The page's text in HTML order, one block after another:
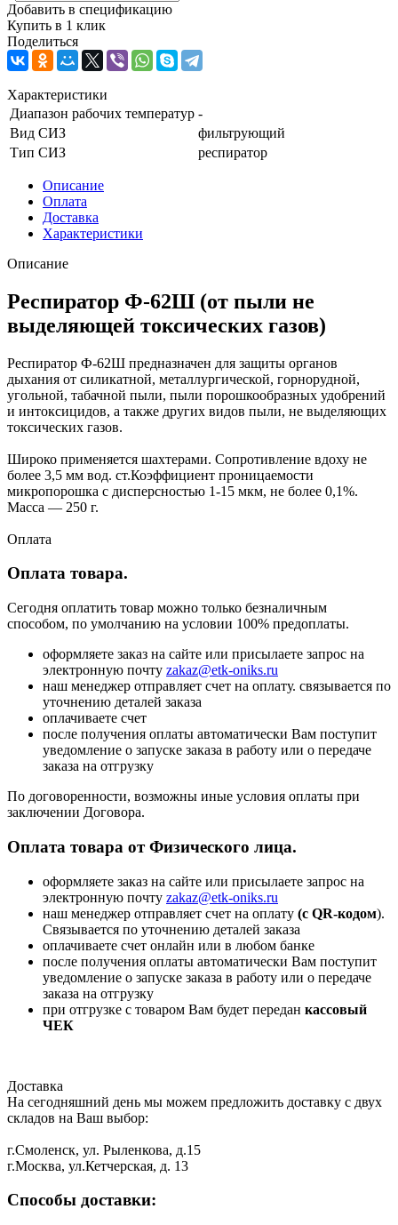
Добавить в спецификацию
Купить в 1 клик
Поделиться
Характеристики
Диапазон рабочих температур -
Вид СИЗ
фильтрующий
Тип СИЗ
респиратор
Описание
Оплата
Доставка
Характеристики
Описание
Респиратор Ф-62Ш (от пыли не
выделяющей токсических газов)
Респиратор Ф-62Ш предназначен для защиты органов
дыхания от силикатной, металлургической, горнорудной,
угольной, табачной пыли, пыли порошкообразных удобрений
и интоксицидов, а также других видов пыли, не выделяющих
токсических газов.
Широко применяется шахтерами. Сопротивление вдоху не
более 3,5 мм вод. ст.Коэффициент проницаемости
микропорошка с дисперсностью 1-15 мкм, не более 0,1%.
Масса — 250 г.
Оплата
Оплата товара.
Сегодня оплатить товар можно только безналичным
способом, по умолчанию на условии 100% предоплаты.
оформляете заказ на сайте или присылаете запрос на
электронную почту zakaz@etk-oniks.ru
наш менеджер отправляет счет на оплату. связывается по
уточнению деталей заказа
оплачиваете счет
после получения оплаты автоматически Вам поступит
уведомление о запуске заказа в работу или о передаче
заказа на отгрузку
По договоренности, возможны иные условия оплаты при
заключении Договора.
Оплата товара от Физического лица.
оформляете заказ на сайте или присылаете запрос на
электронную почту zakaz@etk-oniks.ru
наш менеджер отправляет счет на оплату (с QR-кодом).
Связывается по уточнению деталей заказа
оплачиваете счет онлайн или в любом банке
после получения оплаты автоматически Вам поступит
уведомление о запуске заказа в работу или о передаче
заказа на отгрузку
при отгрузке с товаром Вам будет передан кассовый
ЧЕК
Доставка
На сегодняшний день мы можем предложить доставку с двух
складов на Ваш выбор:
г.Смоленск, ул. Рыленкова, д.15
г.Москва, ул.Кетчерская, д. 13
Способы доставки: